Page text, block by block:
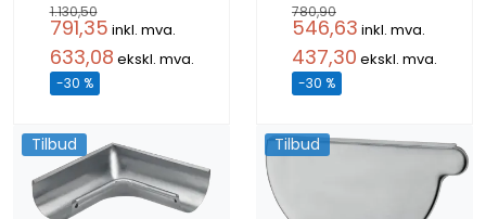
1.130,50
791,35 inkl. mva.
633,08 ekskl. mva.
-30 %
780,90
546,63 inkl. mva.
437,30 ekskl. mva.
-30 %
Tilbud Tilbud